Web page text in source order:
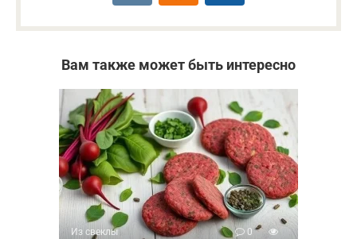
Вам также может быть интересно
Из свеклы 0